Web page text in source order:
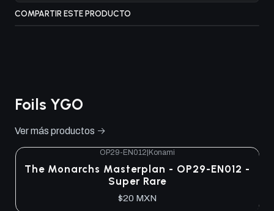
COMPARTIR ESTE PRODUCTO
Foils YGO
Ver más productos
OP29-EN012|Konami
The Monarchs Masterplan - OP29-EN012 -
Super Rare
$20 MXN